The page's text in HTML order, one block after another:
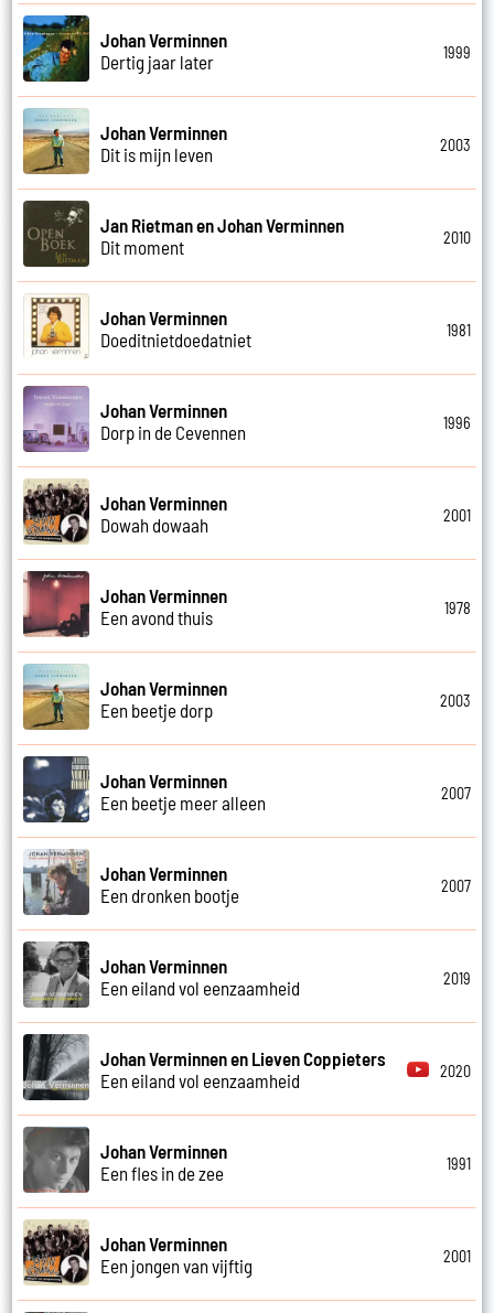
Johan Verminnen
Dertig jaar later
1999
Johan Verminnen
Dit is mijn leven
2003
Jan Rietman en Johan Verminnen
Dit moment
2010
Johan Verminnen
Doeditnietdoedatniet
1981
Johan Verminnen
Dorp in de Cevennen
1996
Johan Verminnen
Dowah dowaah
2001
Johan Verminnen
Een avond thuis
1978
Johan Verminnen
Een beetje dorp
2003
Johan Verminnen
Een beetje meer alleen
2007
Johan Verminnen
Een dronken bootje
2007
Johan Verminnen
Een eiland vol eenzaamheid
2019
Johan Verminnen en Lieven Coppieters
Een eiland vol eenzaamheid
2020
Johan Verminnen
Een fles in de zee
1991
Johan Verminnen
Een jongen van vijftig
2001